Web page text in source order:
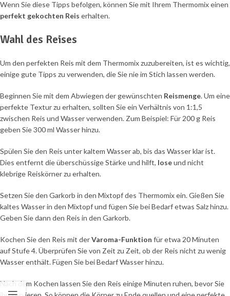
Wenn Sie diese Tipps befolgen, können Sie mit Ihrem Thermomix einen
perfekt gekochten Reis erhalten.
Wahl des Reises
Um den perfekten Reis mit dem Thermomix zuzubereiten, ist es wichtig,
einige gute Tipps zu verwenden, die Sie nie im Stich lassen werden.
Beginnen Sie mit dem Abwiegen der gewünschten Reismenge. Um eine
perfekte Textur zu erhalten, sollten Sie ein Verhältnis von 1:1,5
zwischen Reis und Wasser verwenden. Zum Beispiel: Für 200 g Reis
geben Sie 300 ml Wasser hinzu.
Spülen Sie den Reis unter kaltem Wasser ab, bis das Wasser klar ist.
Dies entfernt die überschüssige Stärke und hilft, loseund nicht
klebrige Reiskörner zu erhalten.
Setzen Sie den Garkorb in den Mixtopf des Thermomix ein. Gießen Sie
kaltes Wasser in den Mixtopf und fügen Sie bei Bedarf etwas Salz hinzu.
Geben Sie dann den Reis in den Garkorb.
Kochen Sie den Reis mit derVaroma-Funktion für etwa 20 Minuten
auf Stufe 4. Überprüfen Sie von Zeit zu Zeit, ob der Reis nicht zu wenig
Wasser enthält. Fügen Sie bei Bedarf Wasser hinzu.
Nach dem Kochen lassen Sie den Reis einige Minuten ruhen, bevor Sie